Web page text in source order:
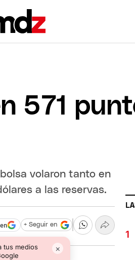
571
volaron tanto en
a las reservas.
tus medios
×
+ Seguir en